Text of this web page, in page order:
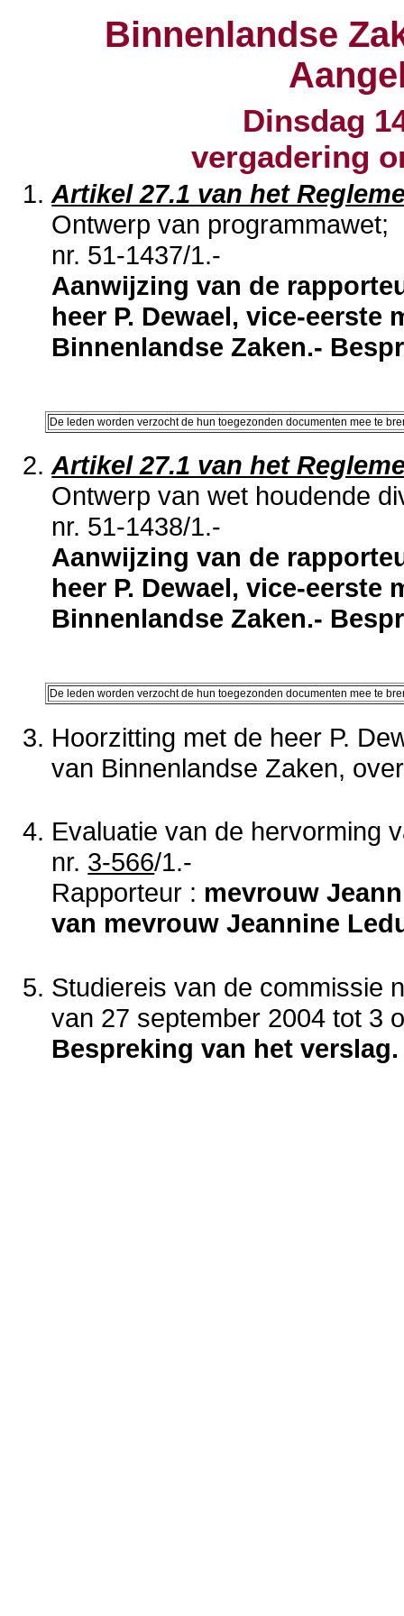
Binnenlandse
Dinsdag
vergadering
Artikel 27.1 van het
Ontwerp van programmawet;
nr. 51-1437/1.-
Aanwijzing van de
heer P. Dewael, vice-
Binnenlandse Zaken.-
De leden worden verzocht de hun toegezonden documenten mee te
Artikel 27.1 van het
Ontwerp van wet houdende
nr. 51-1438/1.-
Aanwijzing van de
heer P. Dewael, vice-
Binnenlandse Zaken.-
De leden worden verzocht de hun toegezonden documenten mee te
Hoorzitting met de heer P.
van Binnenlandse Zaken,
Evaluatie van de hervorming
nr. 3-566/1.-
Rapporteur : mevrouw
van mevrouw Jeannine
Studiereis van de commissie
van 27 september 2004 tot 3
Bespreking van het verslag.